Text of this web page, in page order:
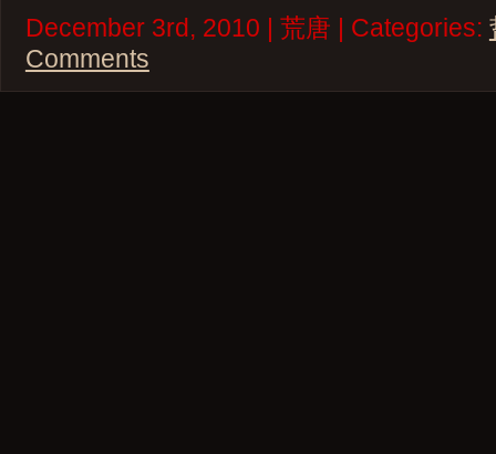
December 3rd, 2010 | 荒唐 | Categories:
Comments